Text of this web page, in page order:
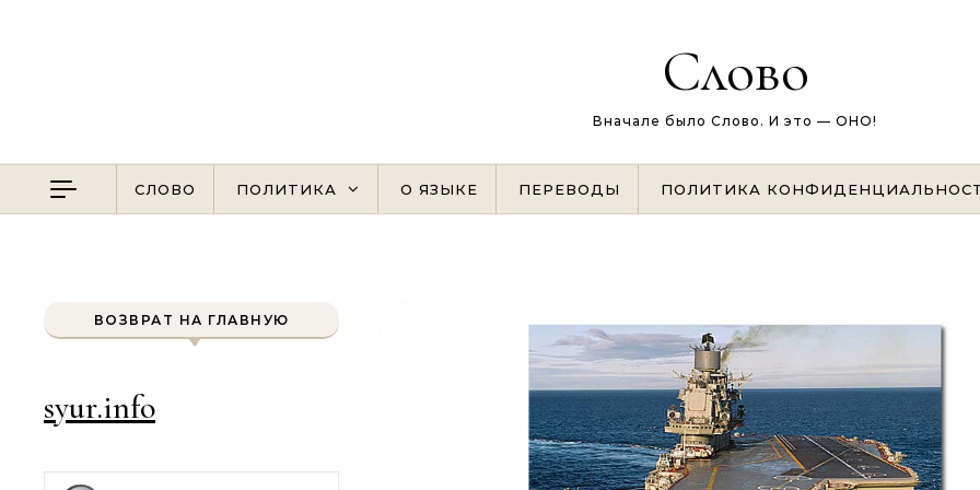
Слово
Вначале было Слово. И это — ОНО!
СЛОВО ПОЛИТИКА О ЯЗЫКЕ ПЕРЕВОДЫ ПОЛИТИКА
ВОЗВРАТ НА ГЛАВНУЮ
syur.info